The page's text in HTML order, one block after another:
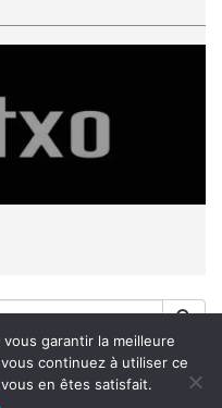
garantir la meilleure
continuez à utiliser ce
en êtes satisfait.